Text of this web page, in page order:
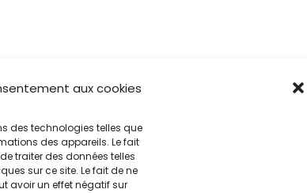
aux cookies
des technologies telles que
des appareils. Le fait
traiter des données telles
sur ce site. Le fait de ne
avoir un effet négatif sur